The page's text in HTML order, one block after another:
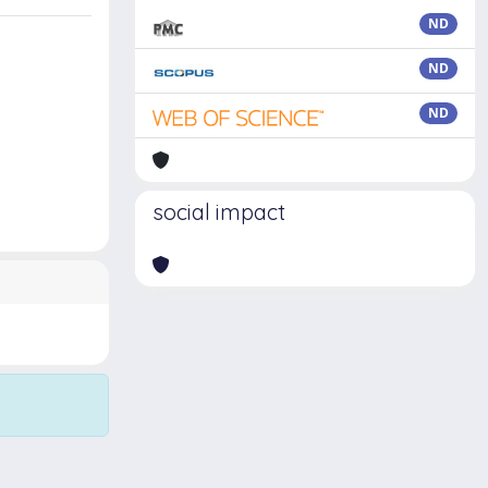
ND
ND
ND
social impact